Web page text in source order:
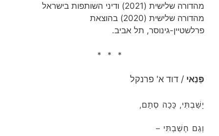
מהדורה שלישית (2021) ודיני השותפות בישראל
מהדורה שלישית (2020) בהוצאת
פרלשטיין-גינוסר, תל אביב.
* * *
פְּנַאי / דוד א' פרנקל
יָשַׁבְתִּי, כָּכָה סְתָם,
וְגַם חָשַׁבְתִּי –